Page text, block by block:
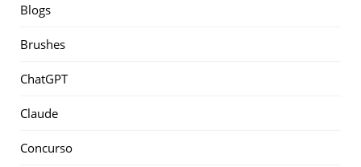
Blogs
Brushes
ChatGPT
Claude
Concurso